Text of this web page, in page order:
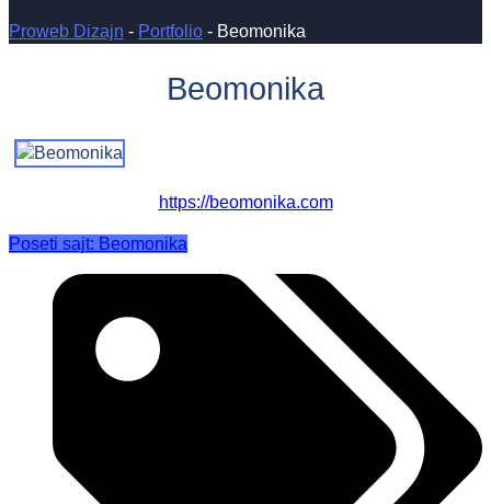
Proweb Dizajn - Portfolio - Beomonika
Beomonika
https://beomonika.com
Poseti sajt: Beomonika